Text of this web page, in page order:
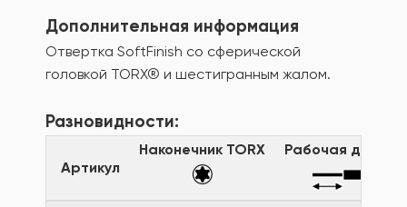
Дополнительная информация
Отвертка SoftFinish со сферической
головкой TORX® и шестигранным жалом.
Разновидности:
Артикул
Наконечник TORX Рабочая длина